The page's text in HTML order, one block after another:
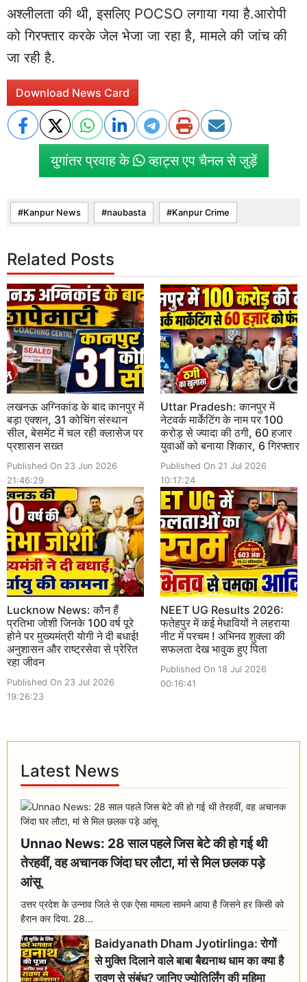
अश्लीलता की थी, इसलिए POCSO लगाया गया है.आरोपी
को गिरफ्तार करके जेल भेजा जा रहा है, मामले की जांच की
जा रही है.
Download News Card
युगांतर प्रवाह के व्हाट्स एप चैनल से जुड़ें
Kanpur News naubasta Kanpur Crime
Related Posts
लखनऊ अग्निकांड के बाद कानपुर में
बड़ा एक्शन, 31 कोचिंग संस्थान
सील, बेसमेंट में चल रही क्लासेज पर
प्रशासन सख्त
Published On 23 Jun 2026
21:46:29
Uttar Pradesh: कानपुर में
नेटवर्क मार्केटिंग के नाम पर 100
करोड़ से ज्यादा की ठगी, 60 हजार
युवाओं को बनाया शिकार, 6 गिरफ्तार
Published On 21 Jul 2026
10:17:24
Lucknow News: कौन हैं
प्रतिभा जोशी जिनके 100 वर्ष पूरे
होने पर मुख्यमंत्री योगी ने दी बधाई!
अनुशासन और राष्ट्रसेवा से प्रेरित
रहा जीवन
Published On 23 Jul 2026
19:26:23
NEET UG Results 2026:
फतेहपुर में कई मेधावियों ने लहराया
नीट में परचम ! अभिनव शुक्ला की
सफलता देख भावुक हुए पिता
Published On 18 Jul 2026
00:16:41
Latest News
Unnao News: 28 साल पहले जिस बेटे की हो गई थी
तेरहवीं, वह अचानक जिंदा घर लौटा, मां से मिल छलक पड़े
आंसू
उत्तर प्रदेश के उन्नाव जिले से एक ऐसा मामला सामने आया है जिसने हर किसी को
हैरान कर दिया. 28...
Baidyanath Dham Jyotirlinga: रोगों
से मुक्ति दिलाने वाले बाबा बैद्यनाथ धाम का क्या है
रावण से संबंध? जानिए ज्योतिर्लिंग की महिमा